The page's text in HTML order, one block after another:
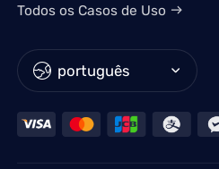
português
Todos os Casos de Uso